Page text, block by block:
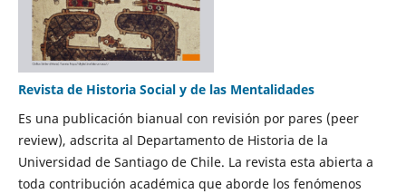
Revista de Historia Social y de las Mentalidades
Es una publicación bianual con revisión por pares (peer
review), adscrita al Departamento de Historia de la
Universidad de Santiago de Chile. La revista esta abierta a
toda contribución académica que aborde los fenómenos